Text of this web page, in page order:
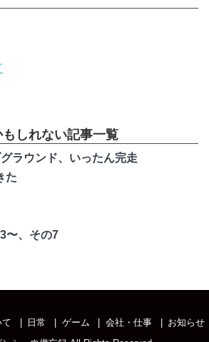
しれない記事一覧
ラウンド、いったん完走
た
〜、その7
日常 ゲーム 会社・仕事
お知らせ